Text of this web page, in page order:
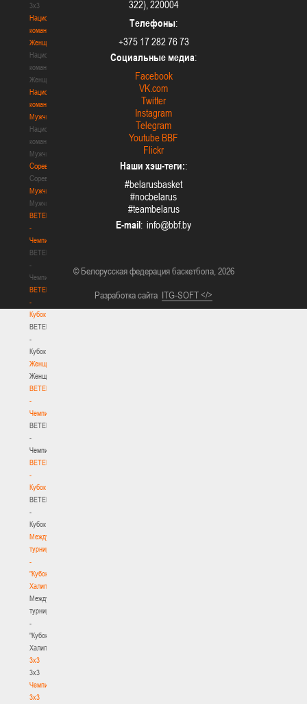
3х3
Национальная
команда.
Женщины
Национальная
команда.
Женщины
Национальная
команда.
Мужчины
Национальная
команда.
Мужчины
Соревнования
Соревнования
Мужчины
Мужчины
BETERA
-
Чемпионат
BETERA
-
Чемпионат
BETERA
-
Кубок
BETERA
-
Кубок
Женщины
Женщины
BETERA
-
Чемпионат
BETERA
-
Чемпионат
BETERA
-
Кубок
BETERA
-
Кубок
Международный
турнир
-
"Кубок
Халипского"
Международный
турнир
-
"Кубок
Халипского"
3x3
3x3
Чемпионат
3х3
322), 220004
Телефоны:
+375 17 282 76 73
Социальные медиа:
Facebook
VK.com
Twitter
Instagram
Telegram
Youtube BBF
Flickr
Наши хэш-теги::
#belarusbasket
#nocbelarus
#teambelarus
E-mail:
© Белорусская федерация баскетбола, 2026
Разработка сайта ITG-SOFT </>